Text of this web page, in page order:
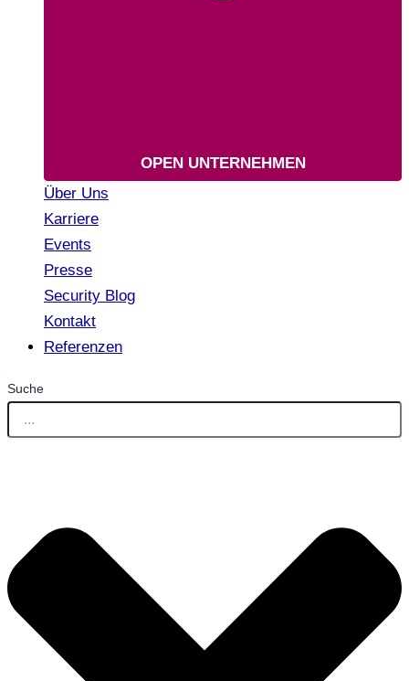
OPEN UNTERNEHMEN
Über Uns
Karriere
Events
Presse
Security Blog
Kontakt
Referenzen
Suche